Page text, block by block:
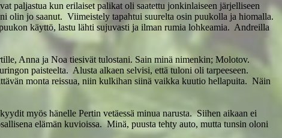
paljastua kun erilaiset palikat oli saatettu jonkinlaiseen järjelliseen
olin jo saanut. Viimeistely tapahtui suurelta osin puukolla ja hiomalla.
käyttö, lastu lähti sujuvasti ja ilman rumia lohkeamia. Andreilla
Anna ja Noa tiesivät tulostani. Sain minä nimenkin; Molotov.
paisteelta. Alusta alkaen selvisi, että tuloni oli tarpeeseen.
monta reissua, niin kulkihan siinä vaikka kuutio hellapuita. Näin
myös hänelle Pertin vetäessä minua narusta. Siihen aikaan ei
elämän kuvioissa. Minä, puusta tehty auto, mutta tunsin oloni